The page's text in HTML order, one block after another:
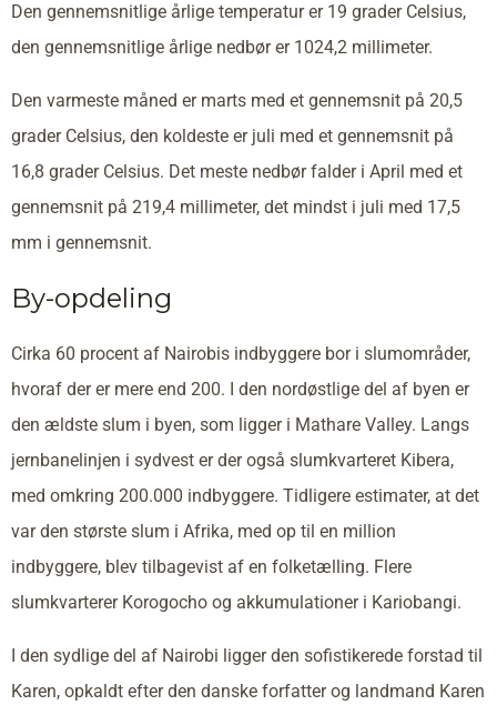
Den gennemsnitlige årlige temperatur er 19 grader Celsius,
den gennemsnitlige årlige nedbør er 1024,2 millimeter.
Den varmeste måned er marts med et gennemsnit på 20,5
grader Celsius, den koldeste er juli med et gennemsnit på
16,8 grader Celsius. Det meste nedbør falder i April med et
gennemsnit på 219,4 millimeter, det mindst i juli med 17,5
mm i gennemsnit.
By-opdeling
Cirka 60 procent af Nairobis indbyggere bor i slumområder,
hvoraf der er mere end 200. I den nordøstlige del af byen er
den ældste slum i byen, som ligger i Mathare Valley. Langs
jernbanelinjen i sydvest er der også slumkvarteret Kibera,
med omkring 200.000 indbyggere. Tidligere estimater, at det
var den største slum i Afrika, med op til en million
indbyggere, blev tilbagevist af en folketælling. Flere
slumkvarterer Korogocho og akkumulationer i Kariobangi.
I den sydlige del af Nairobi ligger den sofistikerede forstad til
Karen, opkaldt efter den danske forfatter og landmand Karen